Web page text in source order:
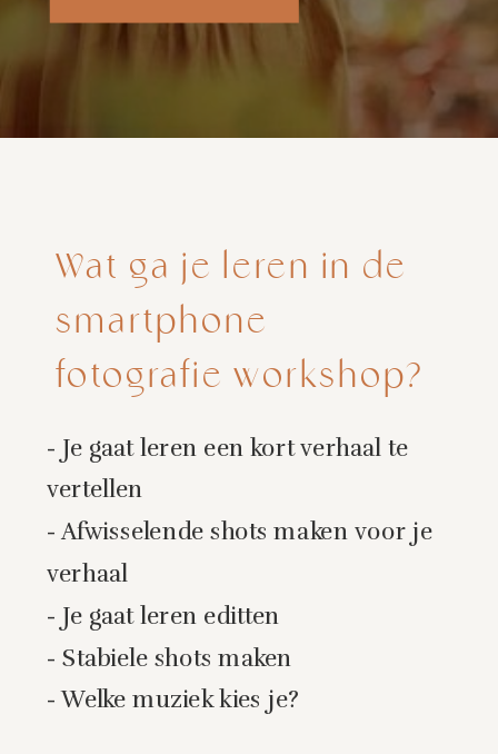
Wat ga je leren in de
smartphone
fotografie workshop?
- Je gaat leren een kort verhaal te
vertellen
- Afwisselende shots maken voor je
verhaal
- Je gaat leren editten
- Stabiele shots maken
- Welke muziek kies je?